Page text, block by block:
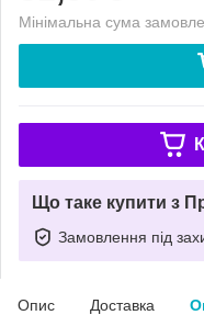
Мінімальна сума
Що таке купити з
Замовлення під
Опис Доставка